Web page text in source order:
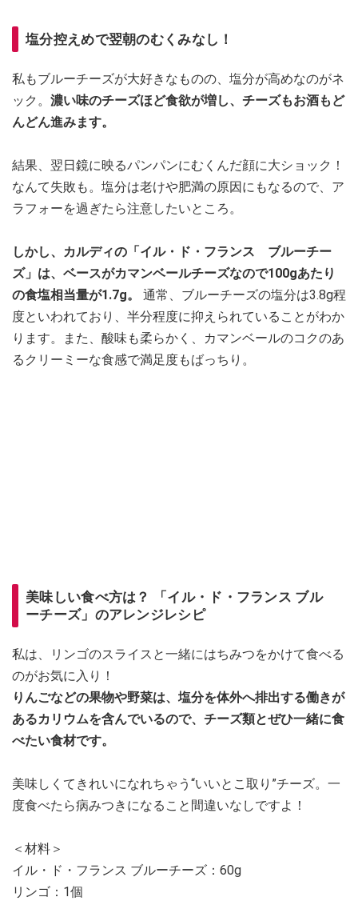
塩分控えめで翌朝のむくみなし！
私もブルーチーズが大好きなものの、塩分が高めなのがネ
ック。 濃い味のチーズほど食欲が増し、チーズもお酒もど
んどん進みます。
結果、翌日鏡に映るパンパンにむくんだ顔に大ショック！
なんて失敗も。塩分は老けや肥満の原因にもなるので、ア
ラフォーを過ぎたら注意したいところ。
しかし、カルディの「イル・ド・フランス ブルーチー
ズ」は、ベースがカマンベールチーズなので100gあたり
の食塩相当量が1.7g。
通常、ブルーチーズの塩分は3.8g程
度といわれており、半分程度に抑えられていることがわか
ります。また、酸味も柔らかく、カマンベールのコクのあ
るクリーミーな食感で満足度もばっちり。
美味しい食べ方は？ 「イル・ド・フランス ブル
ーチーズ」のアレンジレシピ
私は、リンゴのスライスと一緒にはちみつをかけて食べる
のがお気に入り！
りんごなどの果物や野菜は、塩分を体外へ排出する働きが
あるカリウムを含んでいるので、チーズ類とぜひ一緒に食
べたい食材です。
美味しくてきれいになれちゃう“いいとこ取り”チーズ。一
度食べたら病みつきになること間違いなしですよ！
＜材料＞
イル・ド・フランス ブルーチーズ：60g
リンゴ：1個